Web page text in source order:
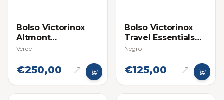
Bolso Victorinox
Altmont
Professional City
Verde
€250,00
Bolso Victorinox
Travel Essentials
City Pouch
Negro
€125,00